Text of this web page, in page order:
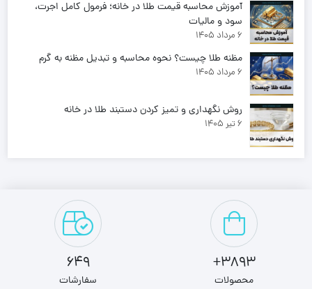
آموزش محاسبه قیمت طلا در خانه؛ فرمول کامل اجرت،
سود و مالیات
6 مرداد 1405
مظنه طلا چیست؟ نحوه محاسبه و تبدیل مظنه به گرم
6 مرداد 1405
روش نگهداری و تمیز کردن دستبند طلا در خانه
6 تیر 1405
3893+
محصولات
649
سفارشات